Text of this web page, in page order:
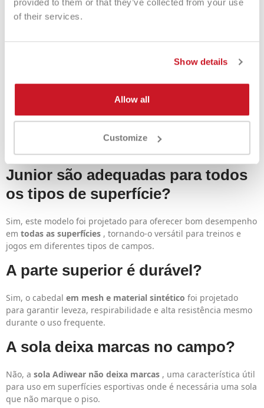
of their services.
Show details
Allow all
Customize
calçado projetado para oferecer aos jovens o equilíbrio ideal
entreleveza, suporte e durabilidade
Adiwear torna este modelo a solução ideal para quem quer
Perguntas frequentes -
adidas Ubersonic Júnior
As chuteiras adidas Ubersonic
Junior são adequadas para todos
os tipos de superfície?
Sim, este modelo foi projetado para oferecer bom desempenho
em todas as superfícies , tornando-o versátil para treinos e
jogos em diferentes tipos de campos.
A parte superior é durável?
Sim, o cabedal em mesh e material sintético foi projetado
para garantir leveza, respirabilidade e alta resistência mesmo
durante o uso frequente.
A sola deixa marcas no campo?
Não, a sola Adiwear não deixa marcas , uma característica útil
para uso em superfícies esportivas onde é necessária uma sola
que não marque o piso.